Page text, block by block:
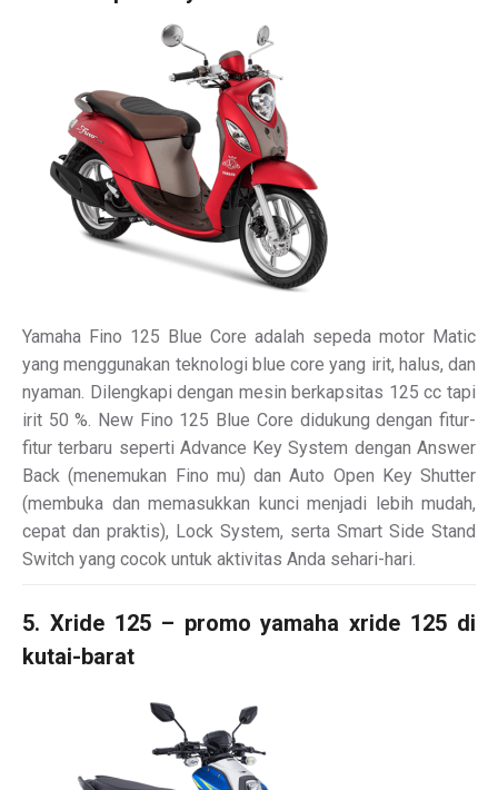
Yamaha Fino 125 Blue Core adalah sepeda motor Matic
yang menggunakan teknologi blue core yang irit, halus, dan
nyaman. Dilengkapi dengan mesin berkapsitas 125 cc tapi
irit 50 %. New Fino 125 Blue Core didukung dengan fitur-
fitur terbaru seperti Advance Key System dengan Answer
Back (menemukan Fino mu) dan Auto Open Key Shutter
(membuka dan memasukkan kunci menjadi lebih mudah,
cepat dan praktis), Lock System, serta Smart Side Stand
Switch yang cocok untuk aktivitas Anda sehari-hari.
5. Xride 125 – promo yamaha xride 125 di
kutai-barat